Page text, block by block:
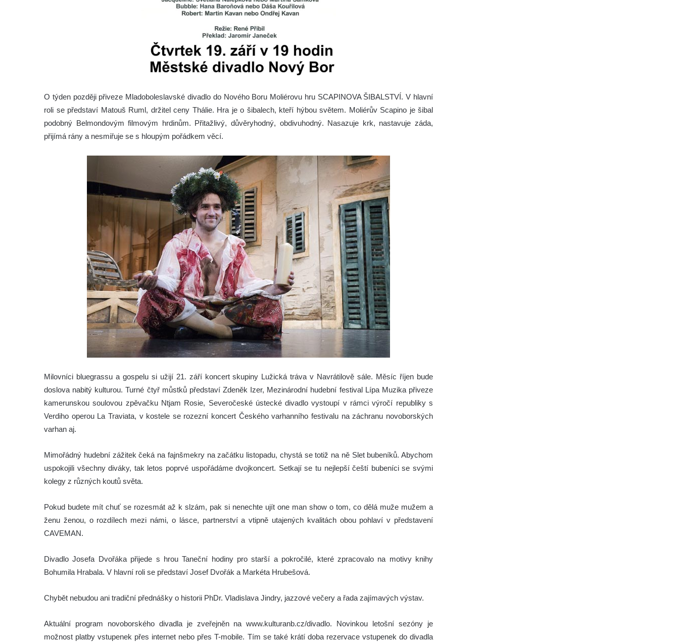
O týden později přiveze Mladoboleslavské divadlo do Nového Boru Moliérovu hru SCAPINOVA ŠIBALSTVÍ. V hlavní
roli se představí Matouš Ruml, držitel ceny Thálie. Hra je o šibalech, kteří hýbou světem. Moliérův Scapino je šibal
podobný Belmondovým filmovým hrdinům. Přitažlivý, důvěryhodný, obdivuhodný. Nasazuje krk, nastavuje záda,
přijímá rány a nesmiřuje se s hloupým pořádkem věcí.
Milovníci bluegrassu a gospelu si užijí 21. září koncert skupiny Lužická tráva v Navrátilově sále. Měsíc říjen bude
doslova nabitý kulturou. Turné čtyř můstků představí Zdeněk Izer, Mezinárodní hudební festival Lípa Muzika přiveze
kamerunskou soulovou zpěvačku Ntjam Rosie, Severočeské ústecké divadlo vystoupí v rámci výročí republiky s
Verdiho operou La Traviata, v kostele se rozezní koncert Českého varhanního festivalu na záchranu novoborských
varhan aj.
Mimořádný hudební zážitek čeká na fajnšmekry na začátku listopadu, chystá se totiž na ně Slet bubeníků. Abychom
uspokojili všechny diváky, tak letos poprvé uspořádáme dvojkoncert. Setkají se tu nejlepší čeští bubeníci se svými
kolegy z různých koutů světa.
Pokud budete mít chuť se rozesmát až k slzám, pak si nenechte ujít one man show o tom, co dělá muže mužem a
ženu ženou, o rozdílech mezi námi, o lásce, partnerství a vtipně utajených kvalitách obou pohlaví v představení
CAVEMAN.
Divadlo Josefa Dvořáka přijede s hrou Taneční hodiny pro starší a pokročilé, které zpracovalo na motivy knihy
Bohumila Hrabala. V hlavní roli se představí Josef Dvořák a Markéta Hrubešová.
Chybět nebudou ani tradiční přednášky o historii PhDr. Vladislava Jindry, jazzové večery a řada zajímavých výstav.
Aktuální program novoborského divadla je zveřejněn na www.kulturanb.cz/divadlo. Novinkou letošní sezóny je
možnost platby vstupenek přes internet nebo přes T-mobile. Tím se také krátí doba rezervace vstupenek do divadla